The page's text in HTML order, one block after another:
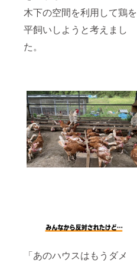
木下の空間を利用して鶏を
平飼いしようと考えまし
た。
「あのハウスはもうダメ